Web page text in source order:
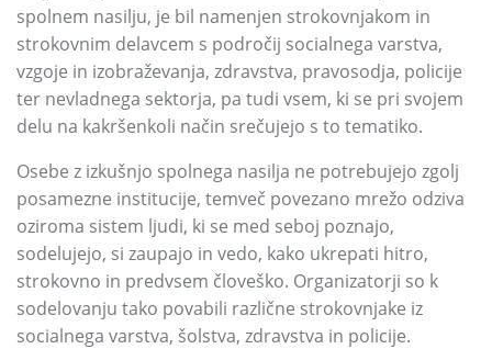
spolnem nasilju, je bil namenjen strokovnjakom in
strokovnim delavcem s področij socialnega varstva,
vzgoje in izobraževanja, zdravstva, pravosodja, policije
ter nevladnega sektorja, pa tudi vsem, ki se pri svojem
delu na kakršenkoli način srečujejo s to tematiko.
Osebe z izkušnjo spolnega nasilja ne potrebujejo zgolj
posamezne institucije, temveč povezano mrežo odziva
oziroma sistem ljudi, ki se med seboj poznajo,
sodelujejo, si zaupajo in vedo, kako ukrepati hitro,
strokovno in predvsem človeško. Organizatorji so k
sodelovanju tako povabili različne strokovnjake iz
socialnega varstva, šolstva, zdravstva in policije.